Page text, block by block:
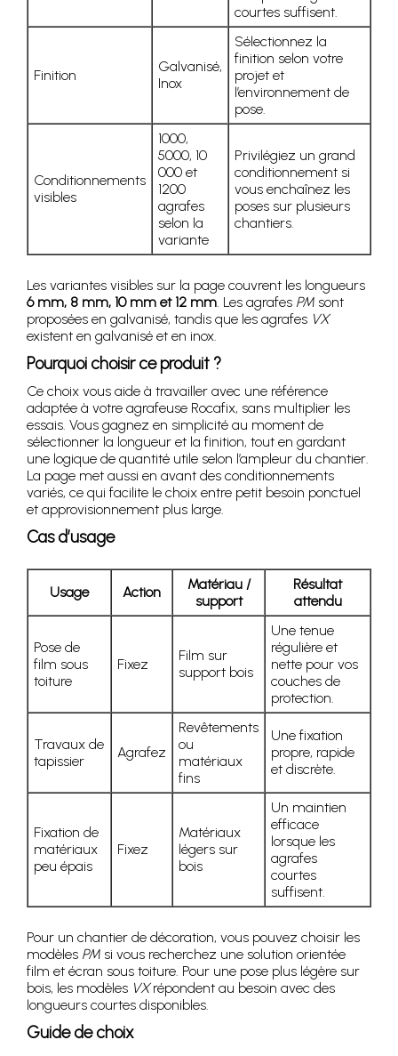
courtes suffisent.
Finition
Galvanisé,
Inox
Sélectionnez la
finition selon votre
projet et
l’environnement de
pose.
Conditionnements
visibles
1000,
5000, 10
000 et
1200
agrafes
selon la
variante
Privilégiez un grand
conditionnement si
vous enchaînez les
poses sur plusieurs
chantiers.
Les variantes visibles sur la page couvrent les longueurs
6 mm, 8 mm, 10 mm et 12 mm. Les agrafes PM sont
proposées en galvanisé, tandis que les agrafes VX
existent en galvanisé et en inox.
Pourquoi choisir ce produit ?
Ce choix vous aide à travailler avec une référence
adaptée à votre agrafeuse Rocafix, sans multiplier les
essais. Vous gagnez en simplicité au moment de
sélectionner la longueur et la finition, tout en gardant
une logique de quantité utile selon l’ampleur du chantier.
La page met aussi en avant des conditionnements
variés, ce qui facilite le choix entre petit besoin ponctuel
et approvisionnement plus large.
Cas d’usage
Usage Action
Matériau /
support
Résultat
attendu
Pose de
film sous
toiture
Fixez
Film sur
support bois
Une tenue
régulière et
nette pour vos
couches de
protection.
Travaux de
tapissier
Agrafez
Revêtements
ou
matériaux
fins
Une fixation
propre, rapide
et discrète.
Fixation de
matériaux
peu épais
Fixez
Matériaux
légers sur
bois
Un maintien
efficace
lorsque les
agrafes
courtes
suffisent.
Pour un chantier de décoration, vous pouvez choisir les
modèles PM si vous recherchez une solution orientée
film et écran sous toiture. Pour une pose plus légère sur
bois, les modèles VXrépondent au besoin avec des
longueurs courtes disponibles.
Guide de choix